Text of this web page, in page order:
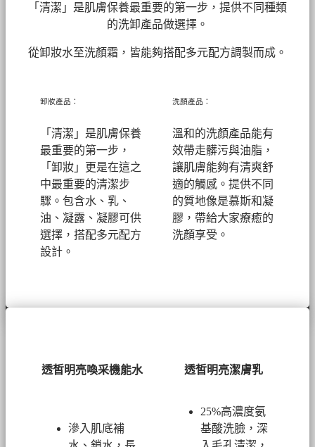
「清潔」是肌膚保養最重要的第一步，提供不同種類
的洗卸產品做選擇。
從卸妝水至洗顏霜，皆能夠搭配多元配方調製而成。
卸妝產品：
「清潔」是肌膚保養
最重要的第一步，
「卸妝」更是在這之
中最重要的清潔步
驟。包含水、乳、
油、凝露、凝膠可供
選擇，搭配多元配方
設計。
洗顏產品：
溫和的洗顏產品能有
效帶走髒污與油脂，
讓肌膚能夠有清爽舒
適的觸感。提供不同
的質地像是慕斯和凝
膠，帶給大家療癒的
洗顏享受。
透皙明亮喚采機能水 透皙明亮潔膚乳
滲入肌底補
25%高濃度氨
基酸洗臉，深